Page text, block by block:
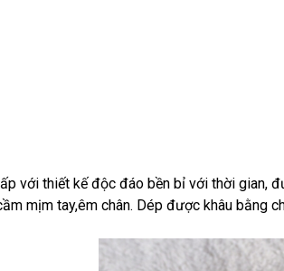
với thiết kế độc đáo bền bỉ với thời gian,
mịm tay,êm chân. Dép được khâu bằng